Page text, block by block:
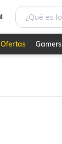
Ofertas Gamers